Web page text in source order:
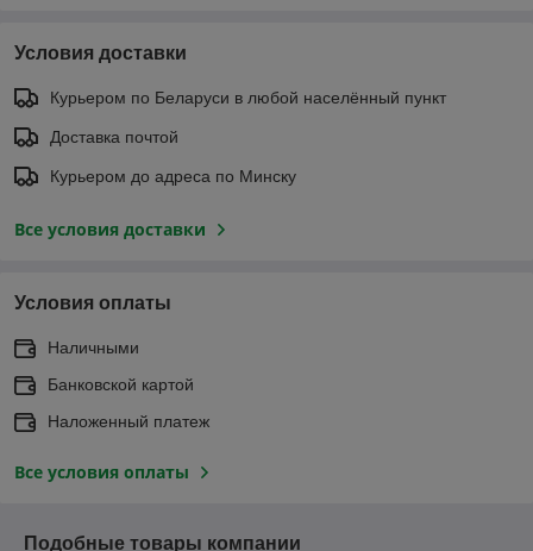
Условия доставки
Курьером по Беларуси в любой населённый пункт
Доставка почтой
Курьером до адреса по Минску
Все условия доставки
Условия оплаты
Наличными
Банковской картой
Наложенный платеж
Все условия оплаты
Подобные товары компании